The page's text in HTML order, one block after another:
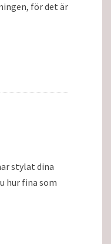
för det är
stylat dina
hur fina som